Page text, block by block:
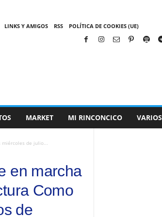
LINKS Y AMIGOS RSS POLÍTICA DE COOKIES (UE)
MARKET MI RINCONCICO VARIOS
miércoles de julio...
en marcha
Como
de